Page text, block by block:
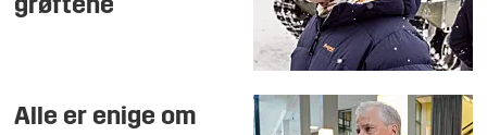
grøftene
Alle er enige om